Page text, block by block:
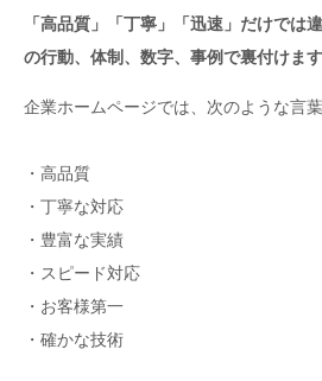
「高品質」「丁寧」「迅速」だけでは
の行動、体制、数字、事例で裏付けます
企業ホームページでは、次のような言
・高品質
・丁寧な対応
・豊富な実績
・スピード対応
・お客様第一
・確かな技術